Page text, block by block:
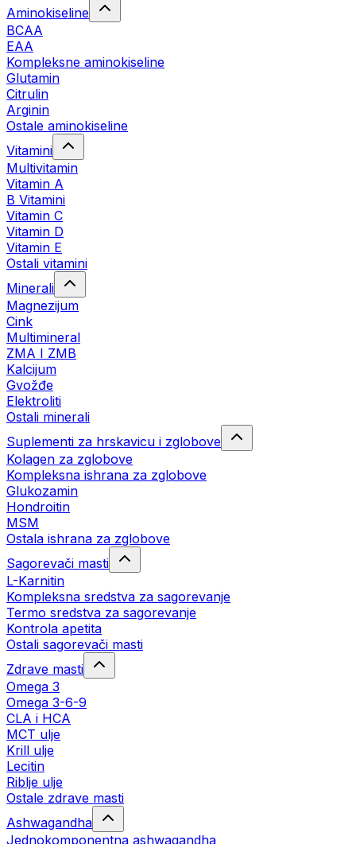
Aminokiseline
BCAA
ЕАА
Kompleksne aminokiseline
Glutamin
Citrulin
Arginin
Ostale aminokiseline
Vitamini
Multivitamin
Vitamin A
B Vitamini
Vitamin C
Vitamin D
Vitamin E
Ostali vitamini
Minerali
Magnezijum
Cink
Multimineral
ZMA I ZMB
Kalcijum
Gvožđe
Elektroliti
Ostali minerali
Suplementi za hrskavicu i zglobove
Kolagen za zglobove
Kompleksna ishrana za zglobove
Glukozamin
Hondroitin
MSM
Ostala ishrana za zglobove
Sagorevači masti
L-Karnitin
Kompleksna sredstva za sagorevanje
Termo sredstva za sagorevanje
Kontrola apetita
Ostali sagorevači masti
Zdrave masti
Omega 3
Omega 3-6-9
CLA i HCA
MCT ulje
Krill ulje
Lecitin
Riblje ulje
Ostale zdrave masti
Ashwagandha
Jednokomponentna ashwagandha